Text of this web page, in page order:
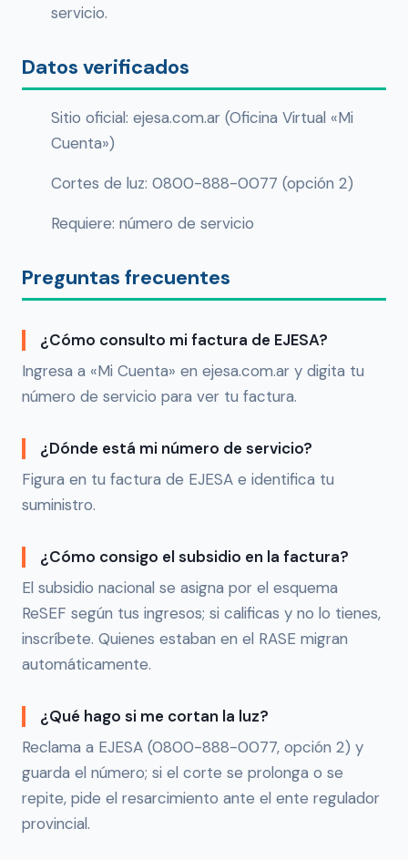
servicio.
Datos verificados
Sitio oficial: ejesa.com.ar (Oficina Virtual «Mi
Cuenta»)
Cortes de luz: 0800-888-0077 (opción 2)
Requiere: número de servicio
Preguntas frecuentes
¿Cómo consulto mi factura de EJESA?
Ingresa a «Mi Cuenta» en ejesa.com.ar y digita tu
número de servicio para ver tu factura.
¿Dónde está mi número de servicio?
Figura en tu factura de EJESA e identifica tu
suministro.
¿Cómo consigo el subsidio en la factura?
El subsidio nacional se asigna por el esquema
ReSEF según tus ingresos; si calificas y no lo tienes,
inscríbete. Quienes estaban en el RASE migran
automáticamente.
¿Qué hago si me cortan la luz?
Reclama a EJESA (0800-888-0077, opción 2) y
guarda el número; si el corte se prolonga o se
repite, pide el resarcimiento ante el ente regulador
provincial.